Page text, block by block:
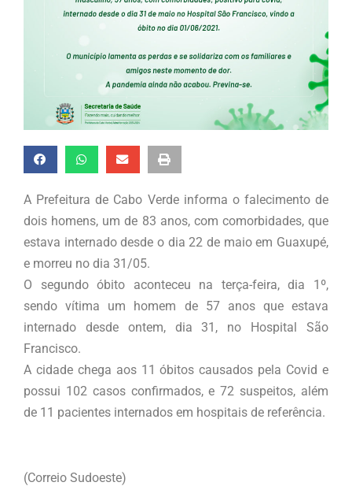
A Prefeitura de Cabo Verde informa o falecimento de
dois homens, um de 83 anos, com comorbidades, que
estava internado desde o dia 22 de maio em Guaxupé,
e morreu no dia 31/05.
O segundo óbito aconteceu na terça-feira, dia 1º,
sendo vítima um homem de 57 anos que estava
internado desde ontem, dia 31, no Hospital São
Francisco.
A cidade chega aos 11 óbitos causados pela Covid e
possui 102 casos confirmados, e 72 suspeitos, além
de 11 pacientes internados em hospitais de referência.
(Correio Sudoeste)